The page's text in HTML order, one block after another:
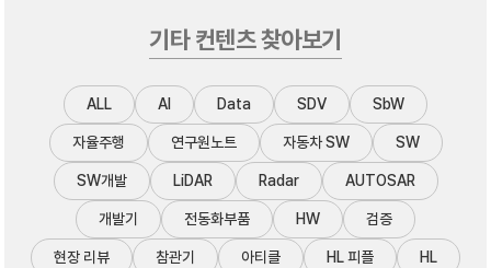
기타 컨텐츠 찾아보기
ALL AI Data SDV SbW
자율주행 연구원노트 자동차 SW SW
SW개발 LiDAR Radar AUTOSAR
개발기 전동화부품 HW 검증
현장 리뷰 참관기 아티클 HL 피플 HL